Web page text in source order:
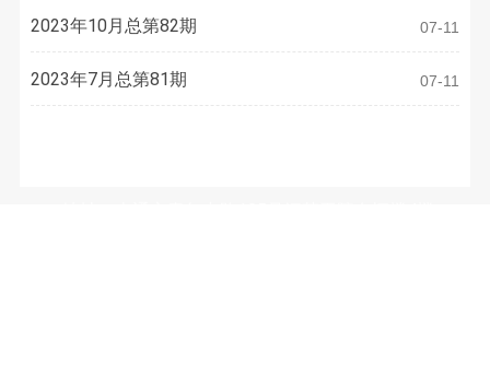
2023年10月总第82期 07-11
2023年7月总第81期 07-11